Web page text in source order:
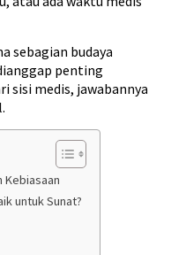
sebagian budaya
penting
sisi medis, jawabannya
Kebiasaan
untuk Sunat?